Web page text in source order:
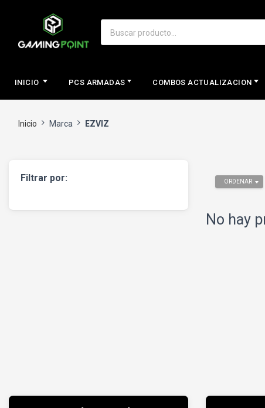
INICIO PCS ARMADAS COMBOS ACTUALIZACION
Inicio Marca EZVIZ
Filtrar por: ORDENAR
No hay